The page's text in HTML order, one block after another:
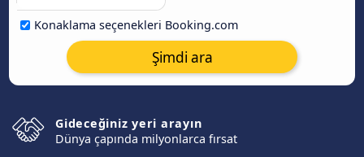
Konaklama seçenekleri Booking.com
Şimdi ara
Gideceğiniz yeri arayın
Dünya çapında milyonlarca fırsat